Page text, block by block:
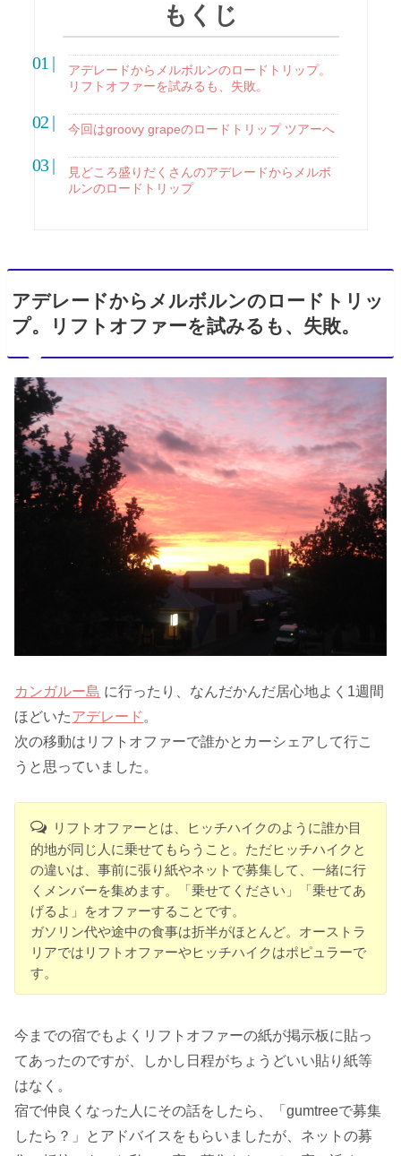
もくじ
アデレードからメルボルンのロードトリップ。
リフトオファーを試みるも、失敗。
今回はgroovy grapeのロードトリップ ツアーへ
見どころ盛りだくさんのアデレードからメルボ
ルンのロードトリップ
アデレードからメルボルンのロードトリッ
プ。リフトオファーを試みるも、失敗。
カンガルー島 に行ったり、なんだかんだ居心地よく1週間
ほどいたアデレード 。
次の移動はリフトオファーで誰かとカーシェアして行こ
うと思っていました。
リフトオファーとは、ヒッチハイクのように誰か目
的地が同じ人に乗せてもらうこと。ただヒッチハイクと
の違いは、事前に張り紙やネットで募集して、一緒に行
くメンバーを集めます。「乗せてください」「乗せてあ
げるよ」をオファーすることです。
ガソリン代や途中の食事は折半がほとんど。オーストラ
リアではリフトオファーやヒッチハイクはポピュラーで
す。
今までの宿でもよくリフトオファーの紙が掲示板に貼っ
てあったのですが、しかし日程がちょうどいい貼り紙等
はなく。
宿で仲良くなった人にその話をしたら、「gumtreeで募集
したら？」とアドバイスをもらいましたが、ネットの募